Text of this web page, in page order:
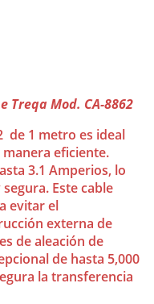
Treqa Mod. CA-8862
de 1 metro es ideal
eficiente.
3.1 Amperios, lo
Este cable
evitar el
externa de
de aleación de
de hasta 5,000
la transferencia